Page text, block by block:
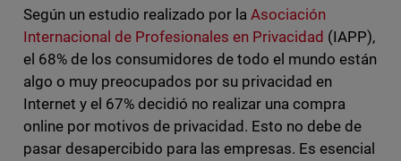
Según un estudio realizado por laAsociación
Internacional de Profesionales en Privacidad (IAPP),
el 68% de los consumidores de todo el mundo están
algo o muy preocupados por su privacidad en
Internet y el 67% decidió no realizar una compra
online por motivos de privacidad. Esto no debe de
pasar desapercibido para las empresas. Es esencial